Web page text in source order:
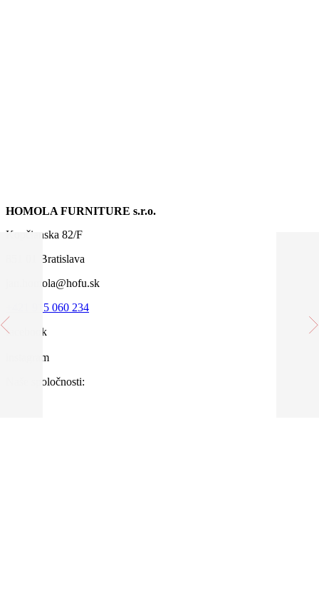
HOMOLA FURNITURE s.r.o.
Kopčianska 82/F
851 01 Bratislava
jan.homola@hofu.sk
+421 915 060 234
facebook
instagram
Naše spoločnosti: